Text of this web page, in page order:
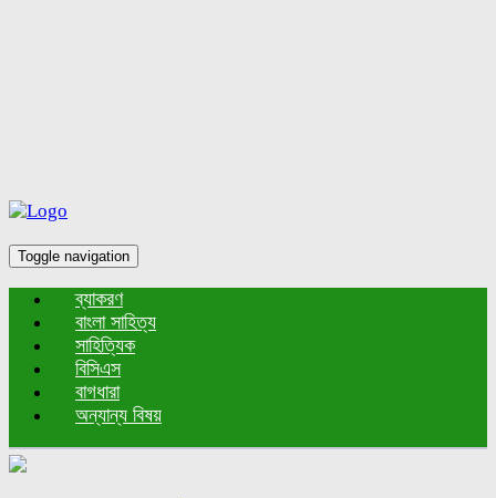
Toggle navigation
ব্যাকরণ
বাংলা সাহিত্য
সাহিত্যিক
বিসিএস
বাগধারা
অন্যান্য বিষয়